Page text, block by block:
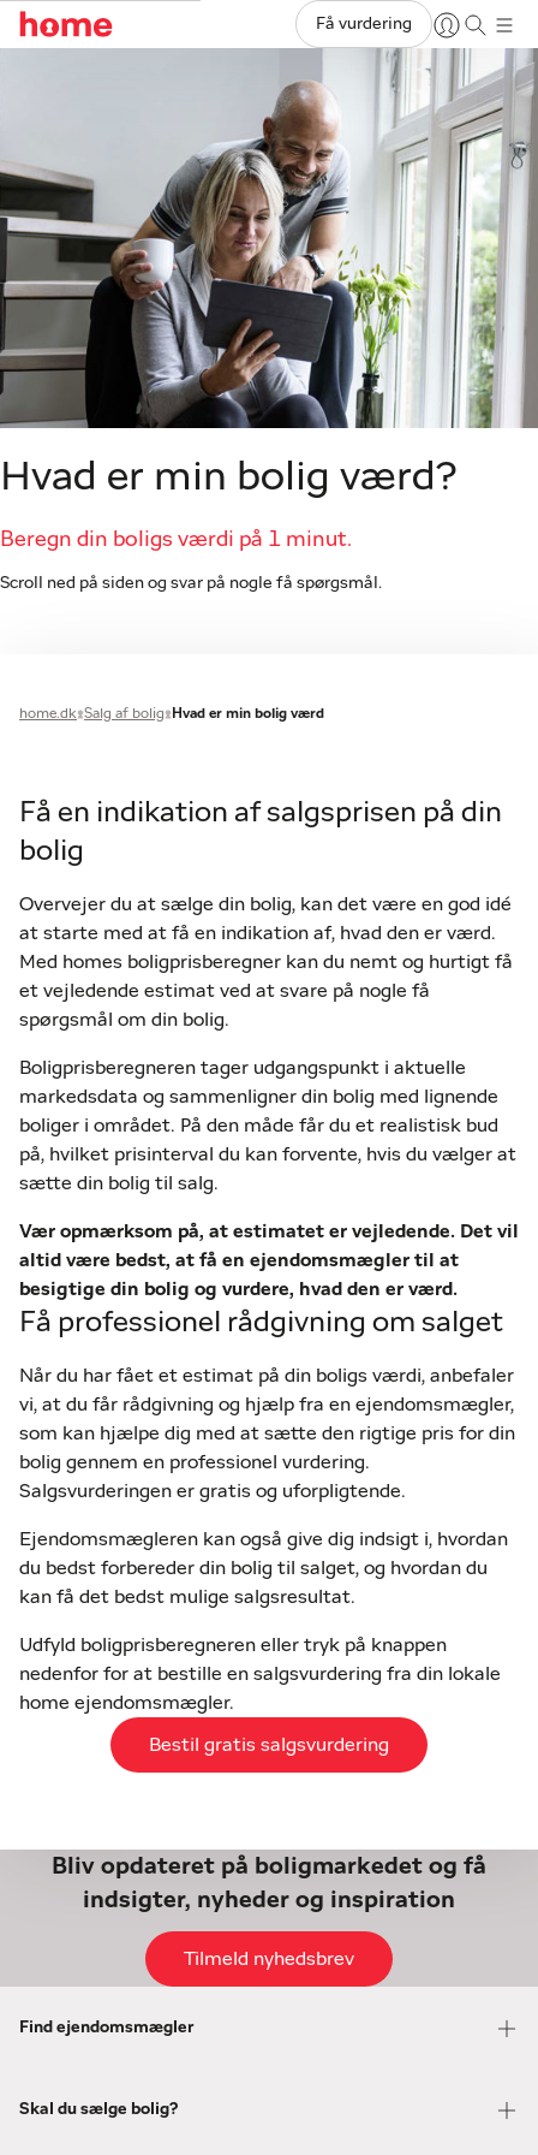
Få vurdering
Hvad er min bolig værd?
Beregn din boligs værdi på 1 minut.
Scroll ned på siden og svar på nogle få spørgsmål.
home.dk Salg af bolig Hvad er min bolig værd
Få en indikation af salgsprisen på din
bolig
Overvejer du at sælge din bolig, kan det være en god idé
at starte med at få en indikation af, hvad den er værd.
Med homes boligprisberegner kan du nemt og hurtigt få
et vejledende estimat ved at svare på nogle få
spørgsmål om din bolig.
Boligprisberegneren tager udgangspunkt i aktuelle
markedsdata og sammenligner din bolig med lignende
boliger i området. På den måde får du et realistisk bud
på, hvilket prisinterval du kan forvente, hvis du vælger at
sætte din bolig til salg.
Vær opmærksom på, at estimatet er vejledende. Det vil
altid være bedst, at få en ejendomsmægler til at
besigtige din bolig og vurdere, hvad den er værd.
Få professionel rådgivning om salget
Når du har fået et estimat på din boligs værdi, anbefaler
vi, at du får rådgivning og hjælp fra en ejendomsmægler,
som kan hjælpe dig med at sætte den rigtige pris for din
bolig gennem en professionel vurdering.
Salgsvurderingen er gratis og uforpligtende.
Ejendomsmægleren kan også give dig indsigt i, hvordan
du bedst forbereder din bolig til salget, og hvordan du
kan få det bedst mulige salgsresultat.
Udfyld boligprisberegneren eller tryk på knappen
nedenfor for at bestille en salgsvurdering fra din lokale
home ejendomsmægler.
Bestil gratis salgsvurdering
Bliv opdateret på boligmarkedet og få
indsigter, nyheder og inspiration
Tilmeld nyhedsbrev
Find ejendomsmægler
Skal du sælge bolig?